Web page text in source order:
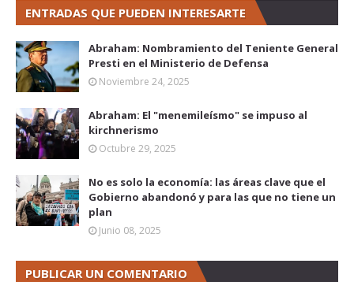
ENTRADAS QUE PUEDEN INTERESARTE
Abraham: Nombramiento del Teniente General
Presti en el Ministerio de Defensa
Noviembre 24, 2025
Abraham: El "menemileísmo" se impuso al
kirchnerismo
Octubre 29, 2025
No es solo la economía: las áreas clave que el
Gobierno abandonó y para las que no tiene un
plan
Junio 08, 2025
PUBLICAR UN COMENTARIO